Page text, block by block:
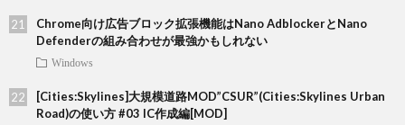
Chrome向け広告ブロック拡張機能はNano AdblockerとNano
Defenderの組み合わせが最強かもしれない
Windows
[Cities:Skylines]大規模道路MOD”CSUR”(Cities:Skylines Urban
Road)の使い方 #03 IC作成編[MOD]